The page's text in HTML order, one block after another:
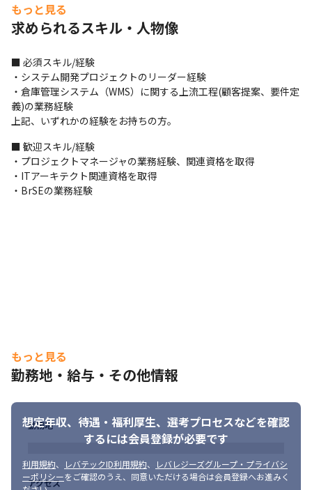
＜主な開発実績 (設計～製造～納入までの開発実績)＞
・医療系配送センターシステム
・医薬品在庫管理型システム（DCセンター）
・アパレル在庫管理型システム（DCセンター）
・スーパー物流センター在庫管理型システム（DCセンター）
・自動倉庫制御システム
もっと見る
求められるスキル・人物像
■ 必須スキル/経験
・システム開発プロジェクトのリーダー経験
・倉庫管理システム（WMS）に関する上流工程(顧客提案、要件定
義)の業務経験
上記、いずれかの経験をお持ちの方。
■ 歓迎スキル/経験
・プロジェクトマネージャの業務経験、関連資格を取得
・ITアーキテクト関連資格を取得
・BrSEの業務経験
もっと見る
勤務地・給与・その他情報
想定年収、待遇・福利厚生、 選考プロセスなどを確認
するには会員登録が必要です
利用規約、 レバテックID利用規約、
レバレジーズグループ・プライバシ
ーポリシーをご確認のうえ、同意いただける場合は会員登録へお進みく
勤務地
アクセス